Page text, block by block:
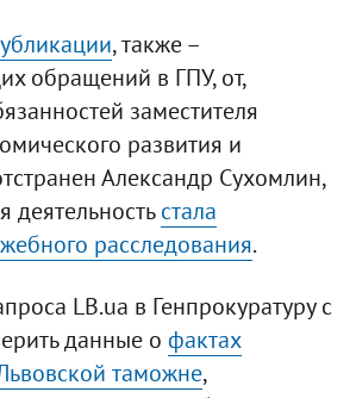
, также –
обращений в ГПУ, от,
заместителя
развития и
Александр Сухомлин,
деятельностьстала
расследования.
LB.ua в Генпрокуратуру с
данные о фактах
таможне,